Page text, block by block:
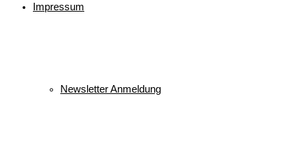
Impressum
Newsletter Anmeldung